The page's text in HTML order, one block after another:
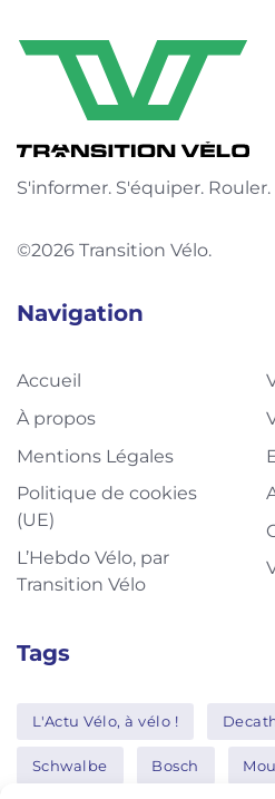
S'informer. S'équiper. Rouler.
©2026 Transition Vélo.
Navigation
Accueil
À propos
Mentions Légales
Politique de cookies
(UE)
L’Hebdo Vélo, par
Transition Vélo
Tags
L'Actu Vélo, à vélo !
Schwalbe Bosch